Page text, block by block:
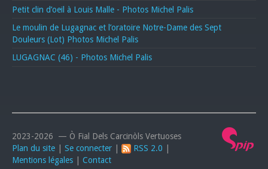
Petit clin d’oeil à Louis Malle - Photos Michel Palis
Le moulin de Lugagnac et l’oratoire Notre-Dame des Sept
Douleurs (Lot) Photos Michel Palis
LUGAGNAC (46) - Photos Michel Palis
2023-2026 — Ò Fial Dels Carcinòls Vertuoses
Plan du site | Se connecter | RSS 2.0 |
Mentions légales | Contact